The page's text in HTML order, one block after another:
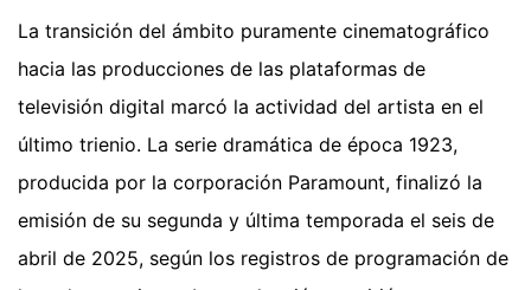
La transición del ámbito puramente cinematográfico
hacia las producciones de las plataformas de
televisión digital marcó la actividad del artista en el
último trienio. La serie dramática de época 1923,
producida por la corporación Paramount, finalizó la
emisión de su segunda y última temporada el seis de
abril de 2025, según los registros de programación de